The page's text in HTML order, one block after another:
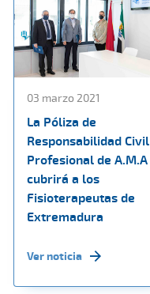
03 marzo 2021
La Póliza de
Responsabilidad Civil
Profesional de A.M.A
cubrirá a los
Fisioterapeutas de
Extremadura
Ver noticia